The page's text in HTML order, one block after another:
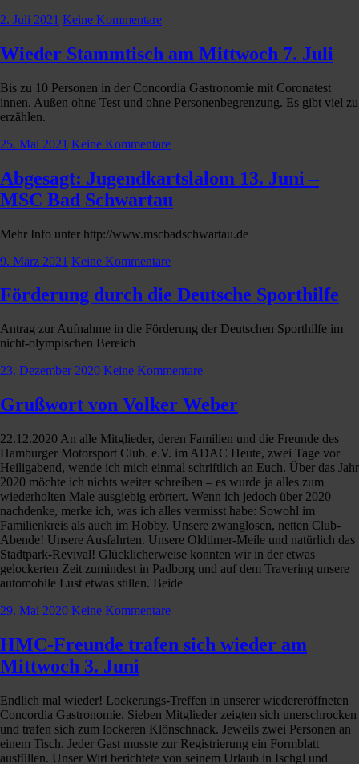
2. Juli 2021 Keine Kommentare
Wieder Stammtisch am Mittwoch 7. Juli
Bis zu 10 Personen in der Concordia Gastronomie mit Coronatest
innen. Außen ohne Test und ohne Personenbegrenzung. Es gibt viel zu
erzählen.
25. Mai 2021 Keine Kommentare
Abgesagt: Jugendkartslalom 13. Juni –
MSC Bad Schwartau
Mehr Info unter http://www.mscbadschwartau.de
9. März 2021 Keine Kommentare
Förderung durch die Deutsche Sporthilfe
Antrag zur Aufnahme in die Förderung der Deutschen Sporthilfe im
nicht-olympischen Bereich
23. Dezember 2020 Keine Kommentare
Grußwort von Volker Weber
22.12.2020 An alle Mitglieder, deren Familien und die Freunde des
Hamburger Motorsport Club. e.V. im ADAC Heute, zwei Tage vor
Heiligabend, wende ich mich einmal schriftlich an Euch. Über das Jahr
2020 möchte ich nichts weiter schreiben – es wurde ja alles zum
wiederholten Male ausgiebig erörtert. Wenn ich jedoch über 2020
nachdenke, merke ich, was ich alles vermisst habe: Sowohl im
Familienkreis als auch im Hobby. Unsere zwanglosen, netten Club-
Abende! Unsere Ausfahrten. Unsere Oldtimer-Meile und natürlich das
Stadtpark-Revival! Glücklicherweise konnten wir in der etwas
gelockerten Zeit zumindest in Padborg und auf dem Travering unsere
automobile Lust etwas stillen. Beide
29. Mai 2020 Keine Kommentare
HMC-Freunde trafen sich wieder am
Mittwoch 3. Juni
Endlich mal wieder! Lockerungs-Treffen in unserer wiedereröffneten
Concordia Gastronomie. Sieben Mitglieder zeigten sich unerschrocken
und trafen sich zum lockeren Klönschnack. Jeweils zwei Personen an
einem Tisch. Jeder Gast musste zur Registrierung ein Formblatt
ausfüllen. Unser Wirt berichtete von seinem Urlaub in Ischgl und